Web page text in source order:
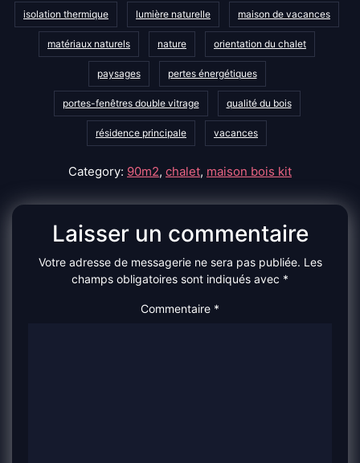
isolation thermique lumière naturelle maison de vacances
matériaux naturels nature orientation du chalet
paysages pertes énergétiques
portes-fenêtres double vitrage qualité du bois
résidence principale vacances
Category: 90m2, chalet, maison bois kit
Laisser un commentaire
Votre adresse de messagerie ne sera pas publiée. Les
champs obligatoires sont indiqués avec *
Commentaire *